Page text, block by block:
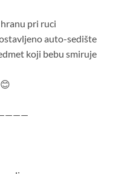
pri ruci
auto-sedište
koji bebu smiruje